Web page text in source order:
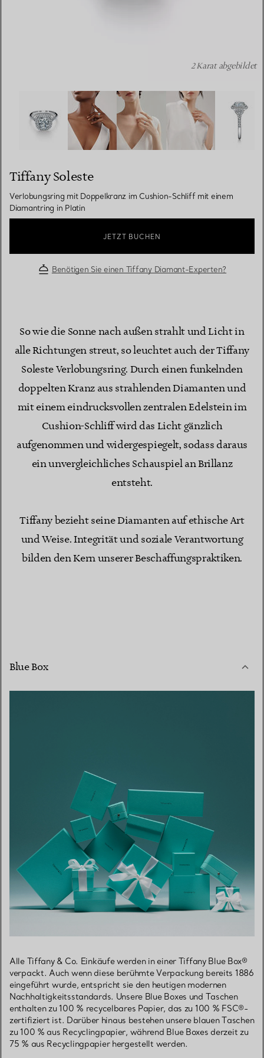
Tiffany Soleste: Verlobungsring mit Doppelkranz im
2 Karat abgebildet
Tiffany Soleste
Verlobungsring mit Doppelkranz im Cushion-Schliff mit einem
Diamantring in Platin
JETZT BUCHEN
Benötigen Sie einen Tiffany Diamant-Experten?
So wie die Sonne nach außen strahlt und Licht in
alle Richtungen streut, so leuchtet auch der Tiffany
Soleste Verlobungsring. Durch einen funkelnden
doppelten Kranz aus strahlenden Diamanten und
mit einem eindrucksvollen zentralen Edelstein im
Cushion-Schliff wird das Licht gänzlich
aufgenommen und widergespiegelt, sodass daraus
ein unvergleichliches Schauspiel an Brillanz
entsteht.
Tiffany bezieht seine Diamanten auf ethische Art
und Weise. Integrität und soziale Verantwortung
bilden den Kern unserer Beschaffungspraktiken.
Blue Box
Alle Tiffany & Co. Einkäufe werden in einer Tiffany Blue Box®
verpackt. Auch wenn diese berühmte Verpackung bereits 1886
eingeführt wurde, entspricht sie den heutigen modernen
Nachhaltigkeitsstandards. Unsere Blue Boxes und Taschen
enthalten zu 100 % recycelbares Papier, das zu 100 % FSC®-
zertifiziert ist. Darüber hinaus bestehen unsere blauen Taschen
zu 100 % aus Recyclingpapier, während Blue Boxes derzeit zu
75 % aus Recyclingpapier hergestellt werden.